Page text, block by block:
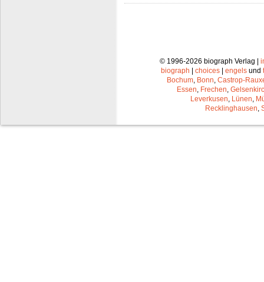
© 1996-2026 biograph Verlag |
biograph
choices engels und
Bochum, Bonn, Castrop-
Essen, Frechen,
Leverkusen, Lünen,
Recklinghausen,